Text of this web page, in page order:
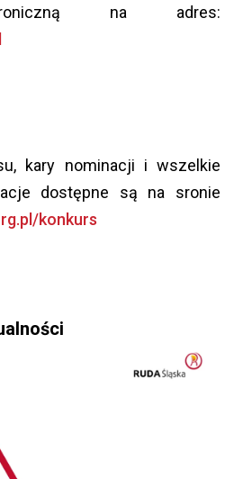
na adres:
kary nominacji i wszelkie
dostępne są na sronie
konkurs